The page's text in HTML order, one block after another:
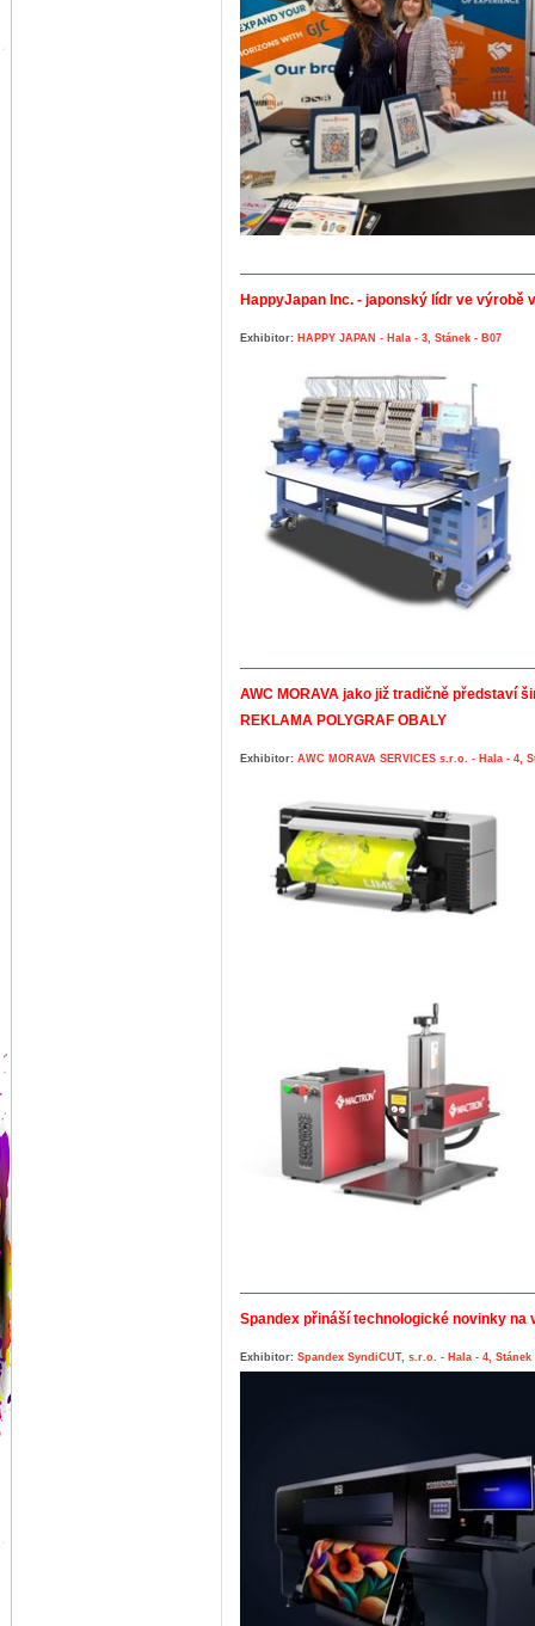
HappyJapan Inc. - japonský lídr ve výrobě
Exhibitor: HAPPY JAPAN - Hala - 3, Stánek - B07
AWC MORAVA jako již tradičně představí
REKLAMA POLYGRAF OBALY
Exhibitor: AWC MORAVA SERVICES s.r.o. - Hala - 4,
Spandex přináší technologické novinky na
Exhibitor: Spandex SyndiCUT, s.r.o. - Hala - 4, Stánek